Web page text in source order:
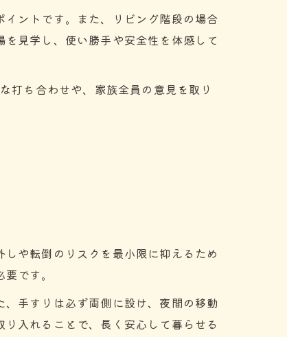
ントです。また、リビング階段の場合
見学し、使い勝手や安全性を体感して
打ち合わせや、家族全員の意見を取り
や転倒のリスクを最小限に抑えるため
です。
手すりは必ず両側に設け、夜間の移動
入れることで、長く安心して暮らせる